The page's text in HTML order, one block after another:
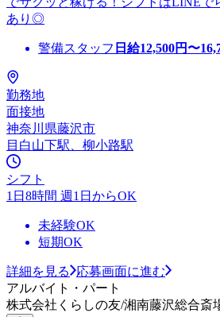
あり◎
警備スタッフ 日給12,500円〜
勤務地
面接地
神奈川県藤沢市
目白山下駅、柳小路駅
シフト
1日8時間 週1日からOK
未経験OK
短期OK
詳細を見る
応募画面に進む
アルバイト・パート
株式会社くらしの友/湘南藤沢総合斎